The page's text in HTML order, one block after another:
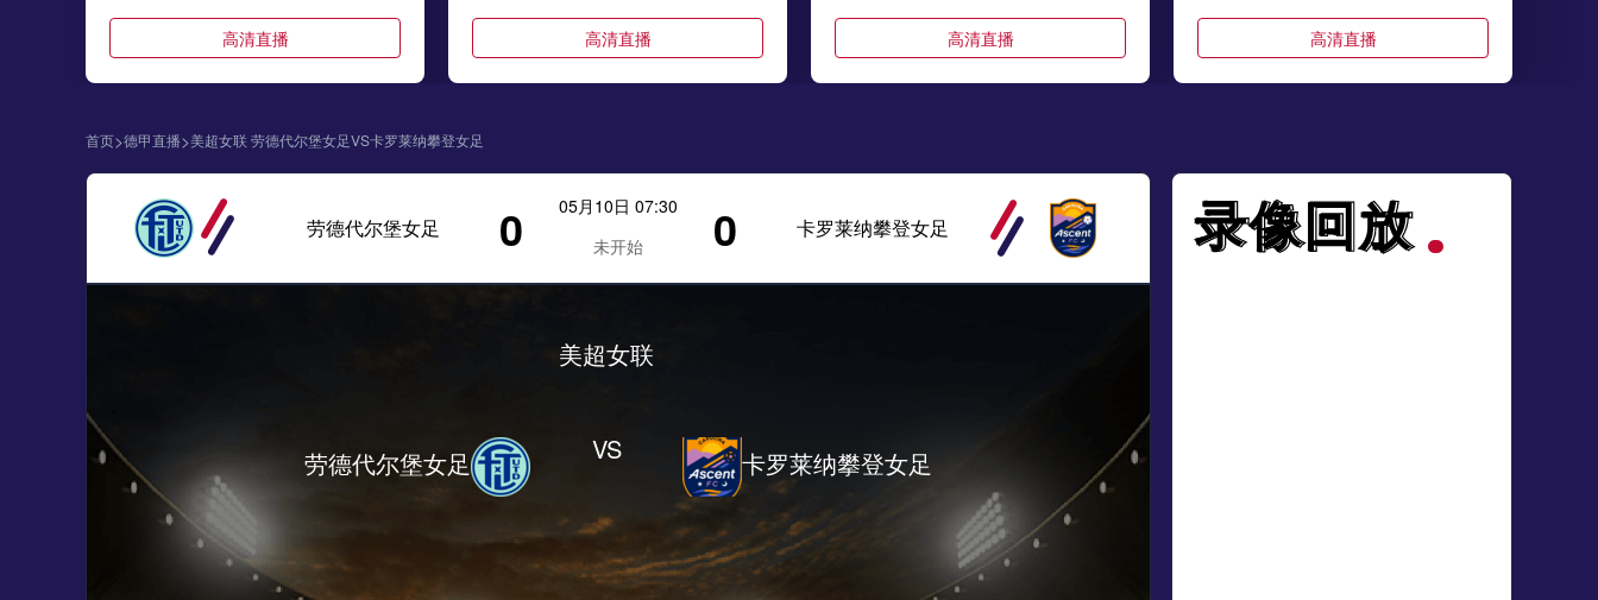
高清直播 高清直播 高清直播 高清直播
首页>德甲直播>美超女联 劳德代尔堡女足VS卡罗莱纳攀登女足
劳德代尔堡女足 0
05月10日 07:30
未开始
0 卡罗莱纳攀登女足
劳德代尔堡女足
美超女联
VS 卡罗莱纳攀登女足
录像回放
录像回放